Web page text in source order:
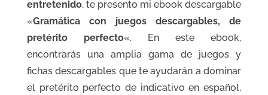
entretenido, te presento mi ebook descargable
«Gramática con juegos descargables, de
pretérito perfecto«. En este ebook,
encontrarás una amplia gama de juegos y
fichas descargables que te ayudarán a dominar
el pretérito perfecto de indicativo en español,